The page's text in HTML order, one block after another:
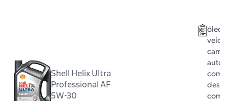
Shell Helix Ultra
Professional AF
5W-30
óleo
carro
com
com